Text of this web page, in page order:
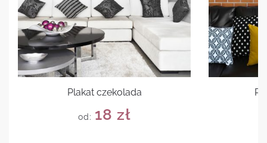
Plakat czekolada
od: 18 zł